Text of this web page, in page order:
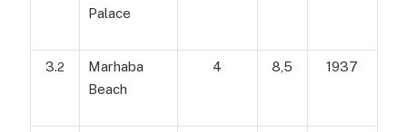
Palace
3.2
Marhaba
Beach
4 8,5 1937